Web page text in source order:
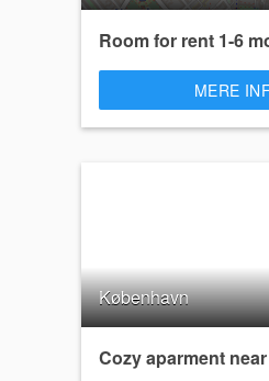
Room for rent 1-6
MERE
København
Cozy aparment